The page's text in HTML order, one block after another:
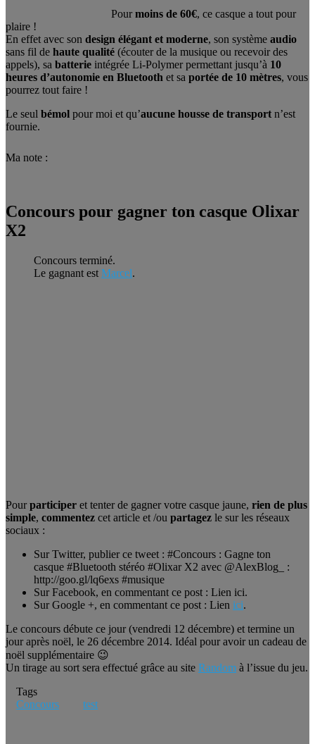
Pourmoins de 60€, ce casque a tout pour
plaire !
En effet avec son design élégant et moderne, son système audio
sans fil de haute qualité (écouter de la musique ou recevoir des
appels), sa batterie intégrée Li-Polymer permettant jusqu’à 10
heures d’autonomie en Bluetooth et sa portée de 10 mètres, vous
pourrez tout faire !
Le seul bémol pour moi et qu’aucune housse de transport n’est
fournie.
Ma note :
Concours pour gagner ton casque Olixar
X2
Concours terminé.
Le gagnant est Marcel.
Pourparticiper et tenter de gagner votre casque jaune, rien de plus
simple, commentez cet article et /ou partagez le sur les réseaux
sociaux :
Sur Twitter, publier ce tweet : #Concours : Gagne ton
casque #Bluetooth stéréo #Olixar X2 avec @AlexBlog_ :
http://goo.gl/lq6exs #musique
Sur Facebook, en commentant ce post : Lien ici.
Sur Google +, en commentant ce post : Lien ici.
Le concours débute ce jour (vendredi 12 décembre) et termine un
jour après noël, le 26 décembre 2014. Idéal pour avoir un cadeau de
noël supplémentaire 😉
Un tirage au sort sera effectué grâce au site Random à l’issue du jeu.
Tags
Concours
test